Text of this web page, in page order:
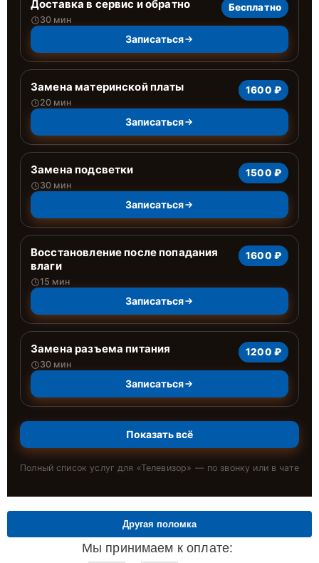
Доставка в сервис и обратно
30 мин
Бесплатно
Записаться
Замена материнской платы
20 мин
1600 ₽
Записаться
Замена подсветки
30 мин
1500 ₽
Записаться
Восстановление после попадания
влаги
15 мин
1600 ₽
Записаться
Замена разъема питания
30 мин
1200 ₽
Записаться
Показать всё
Полный список услуг для «Телевизор» — по звонку или в чате
Мы принимаем к оплате:
Другая поломка